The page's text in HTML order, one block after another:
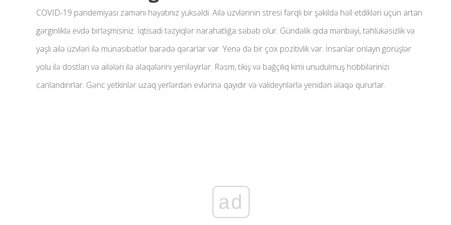
COVID-19 pandemiyası zamanı həyatınız yüksəldi. Ailə üzvlərinin stresi fərqli bir şəkildə həll etdikləri üçün artan
gərginliklə evdə birləşmisiniz. İqtisadi təzyiqlər narahatlığa səbəb olur. Gündəlik qida mənbəyi, təhlükəsizlik və
yaşlı ailə üzvləri ilə münasibətlər barədə qərarlar var. Yenə də bir çox pozitivlik var. İnsanlar onlayn görüşlər
yolu ilə dostları və ailələri ilə əlaqələrini yeniləyirlər. Rəsm, tikiş və bağçılıq kimi unudulmuş hobbilərinizi
canlandırırlar. Gənc yetkinlər uzaq yerlərdən evlərinə qayıdır və valideynlərlə yenidən əlaqə qururlar.
ad